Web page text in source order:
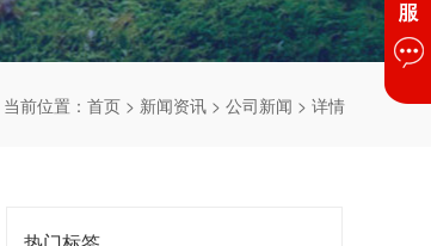
当前位置： 首页 > 新闻资讯 > 公司新闻 > 详情